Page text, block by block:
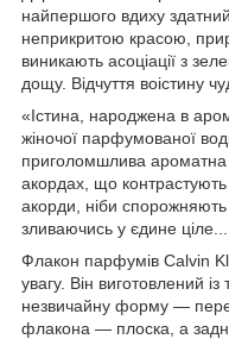
найпершого вдиху
неприкритою красою,
виникають асоціації з
дощу. Відчуття воістину
«Істина, народжена в
жіночої парфумованої
приголомшлива ароматна
акордах, що
акорди, ніби
зливаючись у єдине ціле...
Флакон парфумів Calvin
увагу. Він виготовлений
незвичайну форму —
флакона — плоска, а